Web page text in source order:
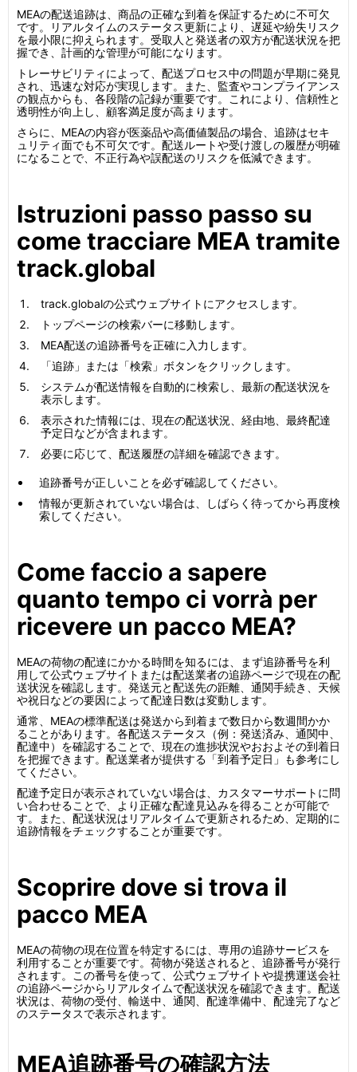
MEAの配送追跡は、商品の正確な到着を保証するために不可欠
です。リアルタイムのステータス更新により、遅延や紛失リスク
を最小限に抑えられます。受取人と発送者の双方が配送状況を把
握でき、計画的な管理が可能になります。
トレーサビリティによって、配送プロセス中の問題が早期に発見
され、迅速な対応が実現します。また、監査やコンプライアンス
の観点からも、各段階の記録が重要です。これにより、信頼性と
透明性が向上し、顧客満足度が高まります。
さらに、MEAの内容が医薬品や高価値製品の場合、追跡はセキ
ュリティ面でも不可欠です。配送ルートや受け渡しの履歴が明確
になることで、不正行為や誤配送のリスクを低減できます。
Istruzioni passo passo su
come tracciare MEA tramite
track.global
track.globalの公式ウェブサイトにアクセスします。
トップページの検索バーに移動します。
MEA配送の追跡番号を正確に入力します。
「追跡」または「検索」ボタンをクリックします。
システムが配送情報を自動的に検索し、最新の配送状況を
表示します。
表示された情報には、現在の配送状況、経由地、最終配達
予定日などが含まれます。
必要に応じて、配送履歴の詳細を確認できます。
追跡番号が正しいことを必ず確認してください。
情報が更新されていない場合は、しばらく待ってから再度検
索してください。
Come faccio a sapere
quanto tempo ci vorrà per
ricevere un pacco MEA?
MEAの荷物の配達にかかる時間を知るには、まず追跡番号を利
用して公式ウェブサイトまたは配送業者の追跡ページで現在の配
送状況を確認します。発送元と配送先の距離、通関手続き、天候
や祝日などの要因によって配達日数は変動します。
通常、MEAの標準配送は発送から到着まで数日から数週間かか
ることがあります。各配送ステータス（例：発送済み、通関中、
配達中）を確認することで、現在の進捗状況やおおよその到着日
を把握できます。配送業者が提供する「到着予定日」も参考にし
てください。
配達予定日が表示されていない場合は、カスタマーサポートに問
い合わせることで、より正確な配達見込みを得ることが可能で
す。また、配送状況はリアルタイムで更新されるため、定期的に
追跡情報をチェックすることが重要です。
Scoprire dove si trova il
pacco MEA
MEAの荷物の現在位置を特定するには、専用の追跡サービスを
利用することが重要です。荷物が発送されると、追跡番号が発行
されます。この番号を使って、公式ウェブサイトや提携運送会社
の追跡ページからリアルタイムで配送状況を確認できます。配送
状況は、荷物の受付、輸送中、通関、配達準備中、配達完了など
のステータスで表示されます。
MEA追跡番号の確認方法